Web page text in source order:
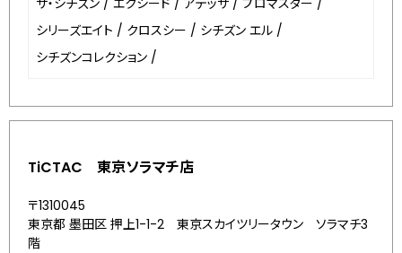
ザ・シチズン / エクシード / アテッサ / プロマスター /
シリーズエイト / クロスシー / シチズン エル /
シチズンコレクション /
TiCTAC 東京ソラマチ店
〒1310045
東京都 墨田区 押上1-1-2 東京スカイツリータウン ソラマチ3
階